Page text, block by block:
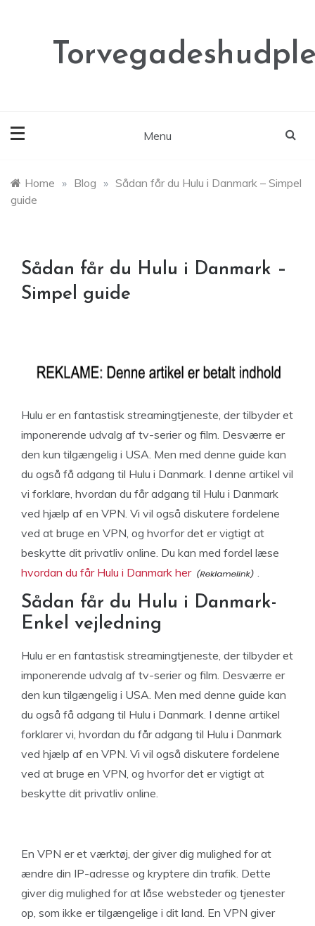
Menu
Home » Blog » Sådan får du Hulu i Danmark – Simpel
guide
Sådan får du Hulu i Danmark –
Simpel guide
Hulu er en fantastisk streamingtjeneste, der tilbyder et
imponerende udvalg af tv-serier og film. Desværre er
den kun tilgængelig i USA. Men med denne guide kan
du også få adgang til Hulu i Danmark. I denne artikel vil
vi forklare, hvordan du får adgang til Hulu i Danmark
ved hjælp af en VPN. Vi vil også diskutere fordelene
ved at bruge en VPN, og hvorfor det er vigtigt at
beskytte dit privatliv online. Du kan med fordel læse
hvordan du får Hulu i Danmark her
.
Sådan får du Hulu i Danmark-
Enkel vejledning
Hulu er en fantastisk streamingtjeneste, der tilbyder et
imponerende udvalg af tv-serier og film. Desværre er
den kun tilgængelig i USA. Men med denne guide kan
du også få adgang til Hulu i Danmark. I denne artikel
forklarer vi, hvordan du får adgang til Hulu i Danmark
ved hjælp af en VPN. Vi vil også diskutere fordelene
ved at bruge en VPN, og hvorfor det er vigtigt at
beskytte dit privatliv online.
En VPN er et værktøj, der giver dig mulighed for at
ændre din IP-adresse og kryptere din trafik. Dette
giver dig mulighed for at låse websteder og tjenester
op, som ikke er tilgængelige i dit land. En VPN giver